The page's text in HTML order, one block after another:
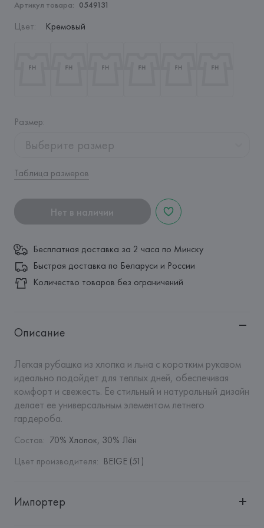
Артикул товара: 0549131
Цвет: Кремовый
Размер:
Выберите размер
Таблица размеров
Нет в наличии
Бесплатная доставка за 2 часа по Минску
Быстрая доставка по Беларуси и России
Количество товаров без ограничений
Описание
Легкая рубашка из хлопка и льна с коротким рукавом
идеально подойдет для теплых дней, обеспечивая
комфорт и свежесть. Ее стильный и натуральный дизайн
делает ее универсальным элементом летнего
гардероба.
Состав: 70% Хлопок, 30% Лён
Цвет производителя: BEIGE (51)
Импортер